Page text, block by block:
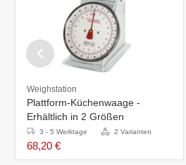
Weighstation
Plattform-Küchenwaage -
Erhältlich in 2 Größen
3 - 5 Werktage 2 Varianten
68,20 €